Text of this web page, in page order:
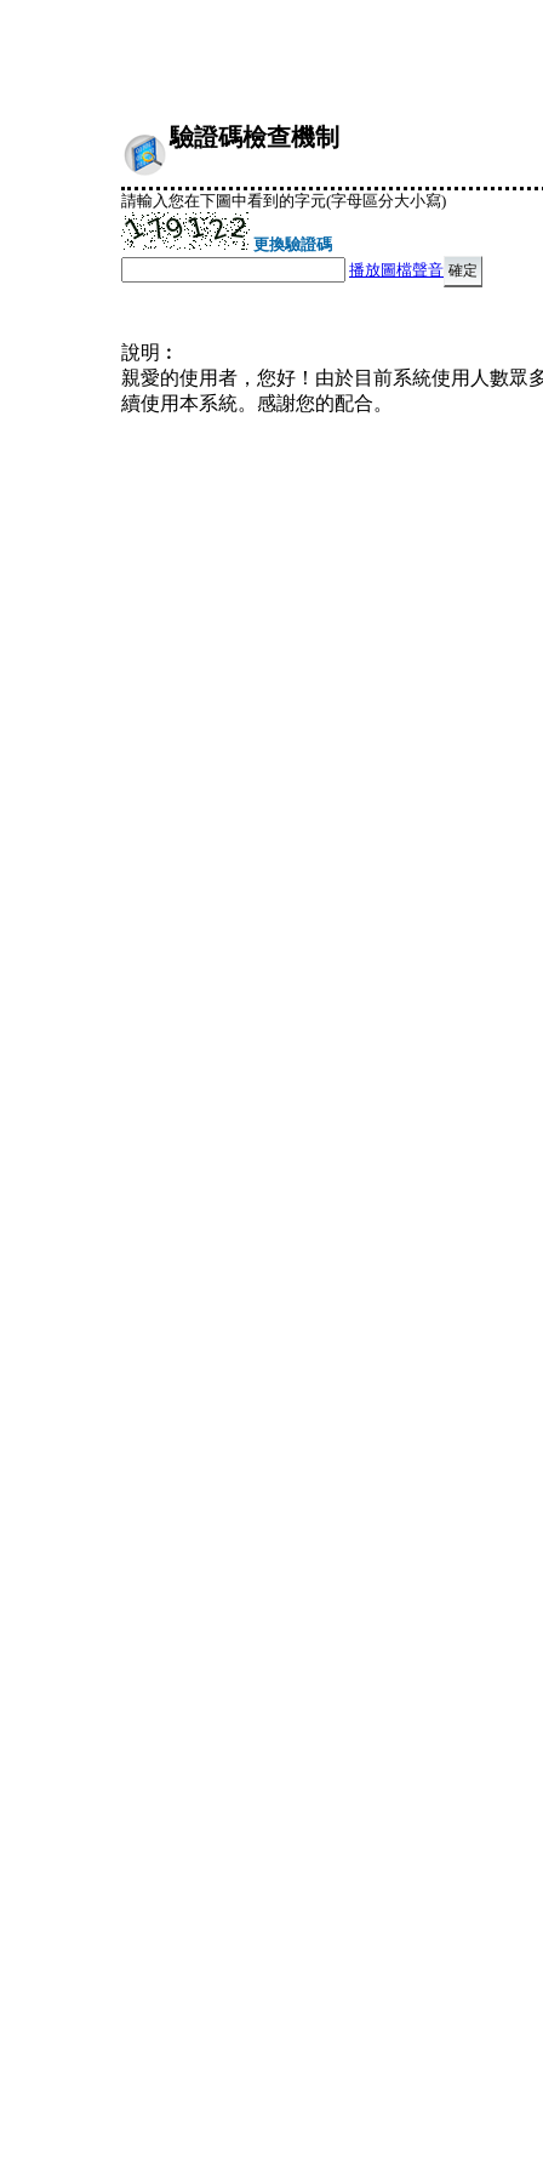
驗證碼檢查機制
請輸入您在下圖中看到的字元(字母區分大小寫)
更換驗證碼
播放圖檔聲音
說明︰
親愛的使用者，您好！由於目前系統使用人數眾
續使用本系統。感謝您的配合。